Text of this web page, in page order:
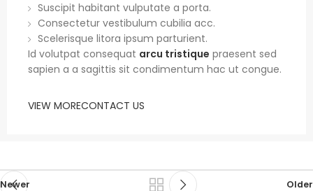
Suscipit habitant vulputate a porta.
Consectetur vestibulum cubilia acc.
Scelerisque litora ipsum parturient.
Id volutpat consequat arcu tristique praesent sed
sapien a a sagittis sit condimentum hac ut congue.
VIEW MORECONTACT US
Newer Older